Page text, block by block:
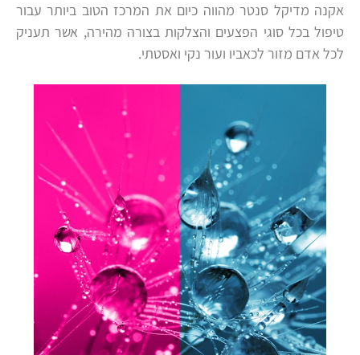
אקנה מדיקל סנטר מהווה כיום את המרכז הטוב ביותר עבור
טיפול בכל סוגי הפצעים והצלקות בצורה מהירה, אשר תעניק
לכל אדם מזור לכאביו ועור נקי ואסטתי.